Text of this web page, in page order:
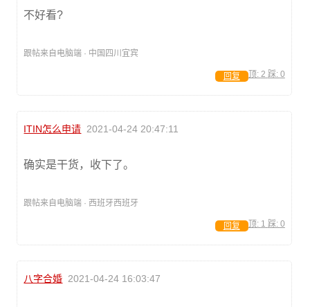
不好看?
跟帖来自电脑端 · 中国四川宜宾
顶: 2 踩: 0
回复
ITIN怎么申请 2021-04-24 20:47:11
确实是干货，收下了。
跟帖来自电脑端 · 西班牙西班牙
顶: 1 踩: 0
回复
八字合婚 2021-04-24 16:03:47